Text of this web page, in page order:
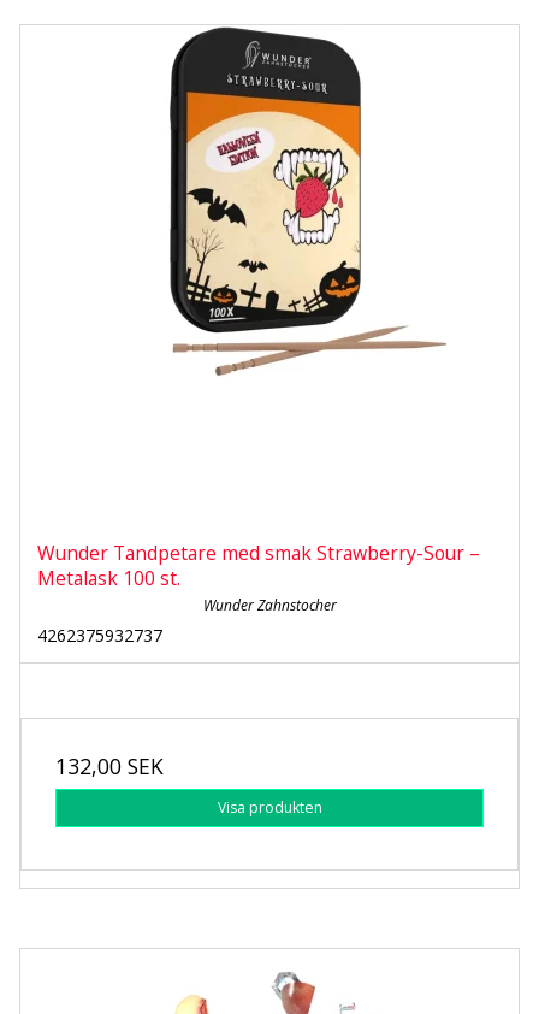
Wunder Tandpetare med smak Strawberry-Sour –
Metalask 100 st.
Wunder Zahnstocher
4262375932737
132,00 SEK
Visa produkten